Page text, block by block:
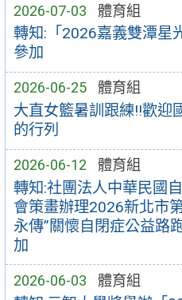
2026-07-03 體育組
轉知:「2026嘉義雙潭星
參加
2026-06-25 體育組
大直女籃暑訓跟練!!歡迎
的行列
2026-06-12 體育組
轉知:社團法人中華民國
會策畫辦理2026新北市
永傳”關懷自閉症公益路
加
2026-06-03 體育組